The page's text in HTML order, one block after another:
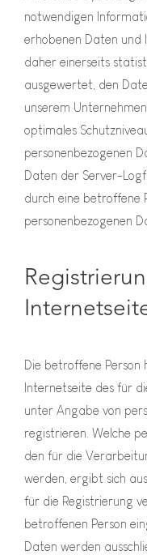
notwendigen
erhobenen Daten und
daher einerseits
ausgewertet, den
unserem
optimales
personenbezogenen
Daten der Server-
durch eine betroffene
personenbezogenen
Die betroffene Person
Internetseite des für
unter Angabe von
registrieren. Welche
den für die
werden, ergibt sich
für die Registrierung
betroffenen Person
Daten werden